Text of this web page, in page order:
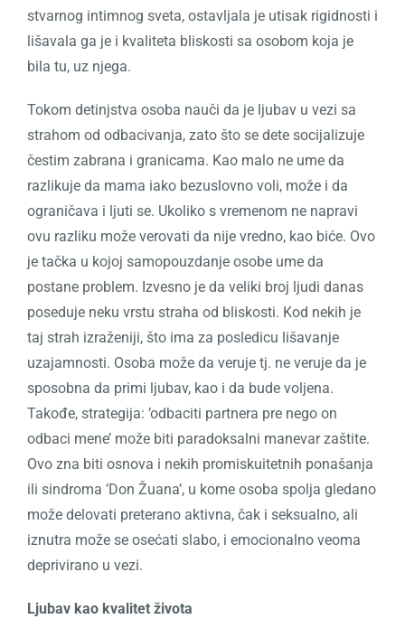
stvarnog intimnog sveta, ostavljala je utisak rigidnosti i
lišavala ga je i kvaliteta bliskosti sa osobom koja je
bila tu, uz njega.
Tokom detinjstva osoba nauči da je ljubav u vezi sa
strahom od odbacivanja, zato što se dete socijalizuje
čestim zabrana i granicama. Kao malo ne ume da
razlikuje da mama iako bezuslovno voli, može i da
ograničava i ljuti se. Ukoliko s vremenom ne napravi
ovu razliku može verovati da nije vredno, kao biće. Ovo
je tačka u kojoj samopouzdanje osobe ume da
postane problem. Izvesno je da veliki broj ljudi danas
poseduje neku vrstu straha od bliskosti. Kod nekih je
taj strah izraženiji, što ima za posledicu lišavanje
uzajamnosti. Osoba može da veruje tj. ne veruje da je
sposobna da primi ljubav, kao i da bude voljena.
Takođe, strategija: ’odbaciti partnera pre nego on
odbaci mene’ može biti paradoksalni manevar zaštite.
Ovo zna biti osnova i nekih promiskuitetnih ponašanja
ili sindroma ’Don Žuana’, u kome osoba spolja gledano
može delovati preterano aktivna, čak i seksualno, ali
iznutra može se osećati slabo, i emocionalno veoma
deprivirano u vezi.
Ljubav kao kvalitet života